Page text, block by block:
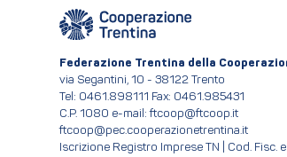
Federazione Trentina della
via Segantini, 10 - 38122 Trento
Tel: 0461.898111 Fax: 0461.985431
C.P. 1080 e-mail: ftcoop@ftcoop.it
ftcoop@pec.cooperazionetrentina.it
Iscrizione Registro Imprese TN | Cod. Fisc. e